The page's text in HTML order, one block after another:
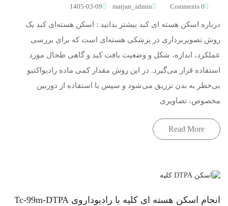
0 Comments
marjan_admin
1405-03-09
درباره اسکن هسته ای کبد بیشتر بدانید : اسکن هسته‌ای کبد یک
روش تصویربرداری در پزشکی هسته‌ای است که برای بررسی
عملکرد، اندازه، شکل و وضعیت بافت کبد و گاهی طحال مورد
استفاده قرار می‌گیرد. در این روش مقدار کمی ماده رادیواکتیو
بی‌خطر به بدن تزریق می‌شود و سپس با استفاده از دوربین
مخصوص، تصاویری
Read More
انجام اسکن هسته ای کلیه با رادیوداروی Tc-99m-DTPA